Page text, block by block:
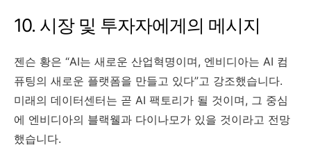
10. 시장 및 투자자에게의 메시지
젠슨 황은 “AI는 새로운 산업혁명이며, 엔비디아는 AI 컴
퓨팅의 새로운 플랫폼을 만들고 있다”고 강조했습니다.
미래의 데이터센터는 곧 AI 팩토리가 될 것이며, 그 중심
에 엔비디아의 블랙웰과 다이나모가 있을 것이라고 전망
했습니다.